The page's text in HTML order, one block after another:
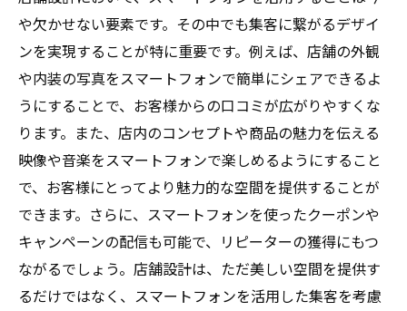
や欠かせない要素です。その中でも集客に繋がるデザイ
ンを実現することが特に重要です。例えば、店舗の外観
や内装の写真をスマートフォンで簡単にシェアできるよ
うにすることで、お客様からの口コミが広がりやすくな
ります。また、店内のコンセプトや商品の魅力を伝える
映像や音楽をスマートフォンで楽しめるようにすること
で、お客様にとってより魅力的な空間を提供することが
できます。さらに、スマートフォンを使ったクーポンや
キャンペーンの配信も可能で、リピーターの獲得にもつ
ながるでしょう。店舗設計は、ただ美しい空間を提供す
るだけではなく、スマートフォンを活用した集客を考慮